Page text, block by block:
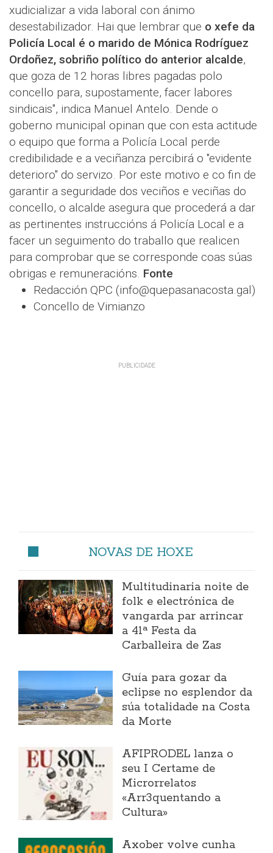
xudicializar a vida laboral con ánimo
desestabilizador. Hai que lembrar que o xefe da
Policía Local é o marido de Mónica Rodríguez
Ordoñez, sobriño político do anterior alcalde,
que goza de 12 horas libres pagadas polo
concello para, supostamente, facer labores
sindicais", indica Manuel Antelo. Dende o
goberno municipal opinan que con esta actitude
o equipo que forma a Policía Local perde
credibilidade e a veciñanza percibirá o "evidente
deterioro" do servizo. Por este motivo e co fin de
garantir a seguridade dos veciños e veciñas do
concello, o alcalde asegura que procederá a dar
as pertinentes instruccións á Policía Local e a
facer un seguimento do traballo que realicen
para comprobar que se corresponde coas súas
obrigas e remuneracións. Fonte
Redacción QPC (info@quepasanacosta.gal)
Concello de Vimianzo
NOVAS DE HOXE
Multitudinaria noite de
folk e electrónica de
vangarda par arrincar
a 41ª Festa da
Carballeira de Zas
Guía para gozar da
eclipse no esplendor da
súa totalidade na Costa
da Morte
AFIPRODEL lanza o
seu I Certame de
Microrrelatos
«Arr3quentando a
Cultura»
Axober volve cunha